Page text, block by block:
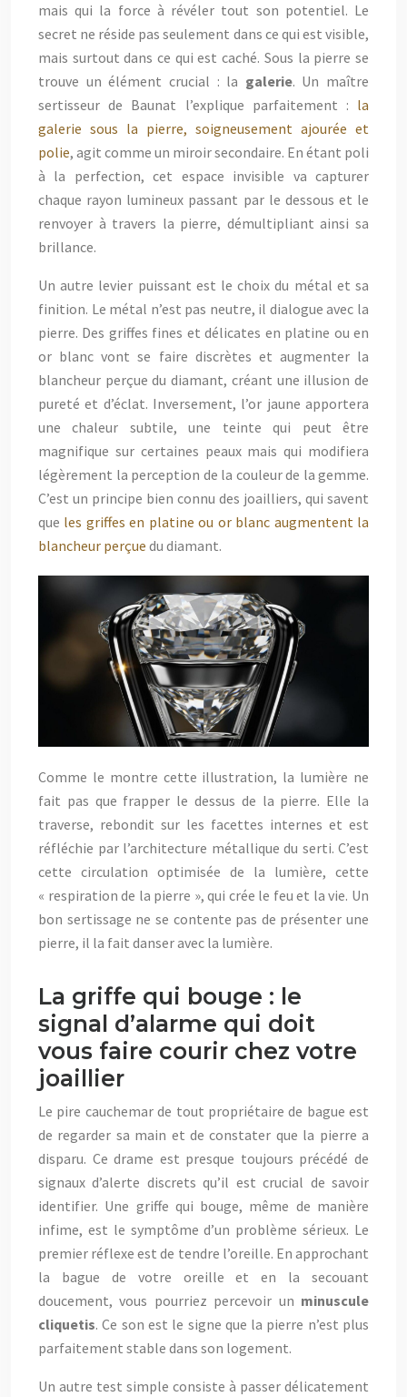
mais qui la force à révéler tout son potentiel. Le
secret ne réside pas seulement dans ce qui est visible,
mais surtout dans ce qui est caché. Sous la pierre se
trouve un élément crucial : la galerie. Un maître
sertisseur de Baunat l’explique parfaitement : la
galerie sous la pierre, soigneusement ajourée et
polie, agit comme un miroir secondaire. En étant poli
à la perfection, cet espace invisible va capturer
chaque rayon lumineux passant par le dessous et le
renvoyer à travers la pierre, démultipliant ainsi sa
brillance.
Un autre levier puissant est le choix du métal et sa
finition. Le métal n’est pas neutre, il dialogue avec la
pierre. Des griffes fines et délicates en platine ou en
or blanc vont se faire discrètes et augmenter la
blancheur perçue du diamant, créant une illusion de
pureté et d’éclat. Inversement, l’or jaune apportera
une chaleur subtile, une teinte qui peut être
magnifique sur certaines peaux mais qui modifiera
légèrement la perception de la couleur de la gemme.
C’est un principe bien connu des joailliers, qui savent
que les griffes en platine ou or blanc augmentent la
blancheur perçue du diamant.
Comme le montre cette illustration, la lumière ne
fait pas que frapper le dessus de la pierre. Elle la
traverse, rebondit sur les facettes internes et est
réfléchie par l’architecture métallique du serti. C’est
cette circulation optimisée de la lumière, cette
« respiration de la pierre », qui crée le feu et la vie. Un
bon sertissage ne se contente pas de présenter une
pierre, il la fait danser avec la lumière.
La griffe qui bouge : le
signal d’alarme qui doit
vous faire courir chez votre
joaillier
Le pire cauchemar de tout propriétaire de bague est
de regarder sa main et de constater que la pierre a
disparu. Ce drame est presque toujours précédé de
signaux d’alerte discrets qu’il est crucial de savoir
identifier. Une griffe qui bouge, même de manière
infime, est le symptôme d’un problème sérieux. Le
premier réflexe est de tendre l’oreille. En approchant
la bague de votre oreille et en la secouant
doucement, vous pourriez percevoir un minuscule
cliquetis. Ce son est le signe que la pierre n’est plus
parfaitement stable dans son logement.
Un autre test simple consiste à passer délicatement